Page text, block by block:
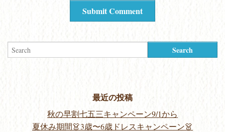
最近の投稿
秋の早割七五三キャンペーン9/1から
夏休み期間👗3歳〜6歳ドレスキャンペーン👗